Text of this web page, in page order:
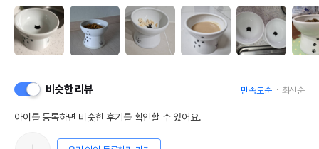
비슷한 리뷰 만족도순 최신순
아이를 등록하면 비슷한 후기를 확인할 수 있어요.